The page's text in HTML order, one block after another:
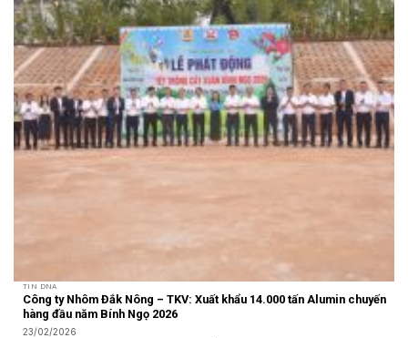
TIN DNA
Công ty Nhôm Đắk Nông – TKV: Xuất khẩu 14.000 tấn Alumin chuyến
hàng đầu năm Bính Ngọ 2026
23/02/2026